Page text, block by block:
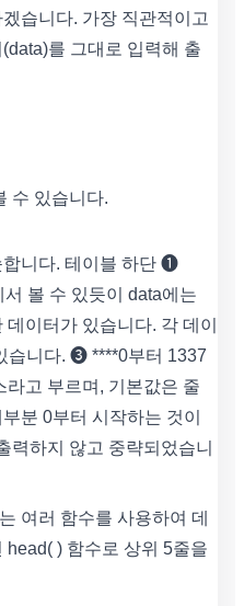
습니다. 가장 직관적이고
를 그대로 입력해 출
수 있습니다.
합니다. 테이블 하단 ❶
볼 수 있듯이 data에는
이터가 있습니다. 각 데이
습니다. ❸ ****0부터 1337
고 부르며, 기본값은 줄
분 0부터 시작하는 것이
력하지 않고 중략되었습니
여러 함수를 사용하여 데
) 함수로 상위 5줄을